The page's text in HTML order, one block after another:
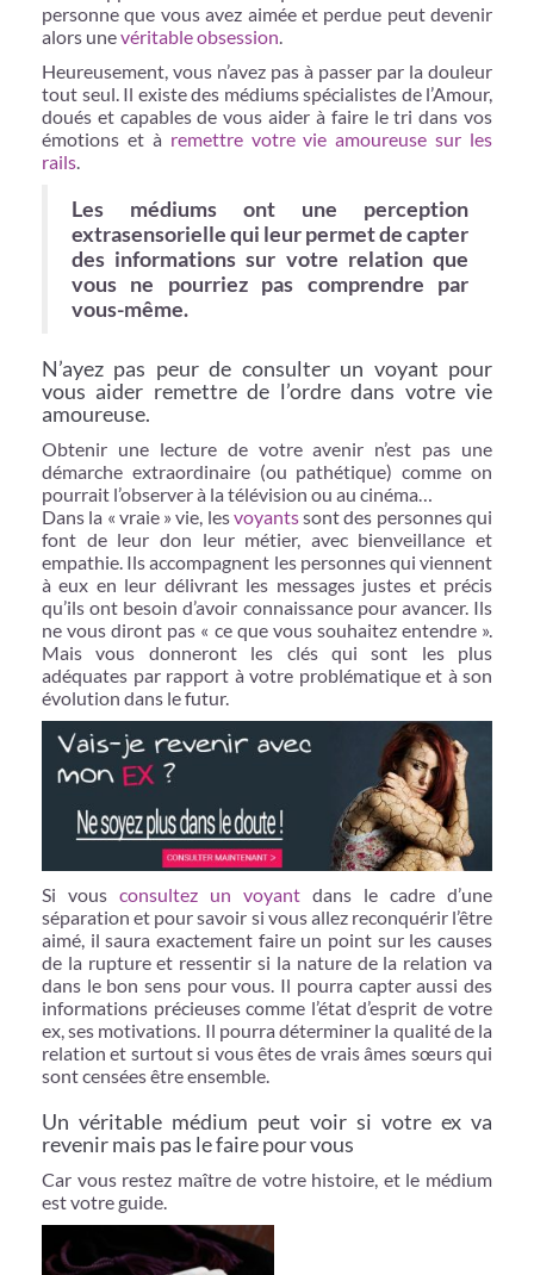
personne que vous avez aimée et perdue peut devenir
alors unevéritable obsession.
Heureusement, vous n’avez pas à passer par la douleur
tout seul. Il existe des médiums spécialistes de l’Amour,
doués et capables de vous aider à faire le tri dans vos
émotions et à remettre votre vie amoureuse sur les
rails.
Les médiums ont une perception
extrasensorielle qui leur permet de capter
des informations sur votre relation que
vous ne pourriez pas comprendre par
vous-même.
N’ayez pas peur de consulter un voyant pour
vous aider remettre de l’ordre dans votre vie
amoureuse.
Obtenir une lecture de votre avenir n’est pas une
démarche extraordinaire (ou pathétique) comme on
pourrait l’observer à la télévision ou au cinéma…
Dans la « vraie » vie, lesvoyantssont des personnes qui
font de leur don leur métier, avec bienveillance et
empathie. Ils accompagnent les personnes qui viennent
à eux en leur délivrant les messages justes et précis
qu’ils ont besoin d’avoir connaissance pour avancer. Ils
ne vous diront pas « ce que vous souhaitez entendre ».
Mais vous donneront les clés qui sont les plus
adéquates par rapport à votre problématique et à son
évolution dans le futur.
Si vous consultez un voyant dans le cadre d’une
séparation et pour savoir si vous allez reconquérir l’être
aimé, il saura exactement faire un point sur les causes
de la rupture et ressentir si la nature de la relation va
dans le bon sens pour vous. Il pourra capter aussi des
informations précieuses comme l’état d’esprit de votre
ex, ses motivations. Il pourra déterminer la qualité de la
relation et surtout si vous êtes de vrais âmes sœurs qui
sont censées être ensemble.
Un véritable médium peut voir si votre ex va
revenir mais pas le faire pour vous
Car vous restez maître de votre histoire, et le médium
est votre guide.